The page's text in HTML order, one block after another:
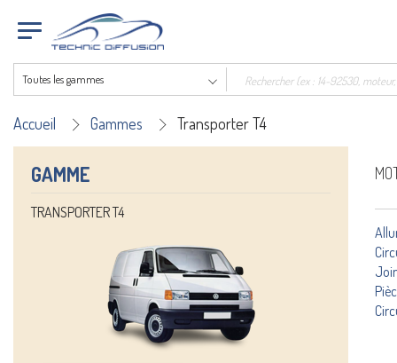
Toutes les gammes
Accueil Gammes Transporter T4
GAMME
TRANSPORTER T4